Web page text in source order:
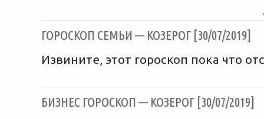
ГОРОСКОП СЕМЬИ — КОЗЕРОГ [30/07/2019]
Извините, этот гороскоп пока что
БИЗНЕС ГОРОСКОП — КОЗЕРОГ [30/07/2019]